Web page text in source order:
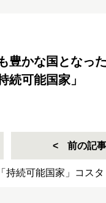
豊かな国となっ
続可能国家」
前の記事
「持続可能国家」コス